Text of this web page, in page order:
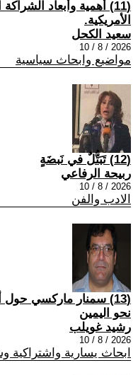
(11) أهمية وأبعاد
الأمريكية.
سعيد الكحل
2026 / 8 / 10
مواضيع وابحاث سياسية
(12) تَبَتُّلٌ في نَبضَةٍ
ربيحة الرفاعي
2026 / 8 / 10
الادب والفن
(13) سمنار ماركسي حول
نحو اليمين
رشيد غويلب
2026 / 8 / 10
ابحاث يسارية واشتراكية